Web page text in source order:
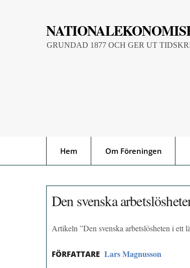
GRUNDAD 1877 OCH GER UT
Hem Om Föreningen
Den svenska
Artikeln ”Den svenska arbetslösheten i ett
FÖRFATTARE Lars Magnusson